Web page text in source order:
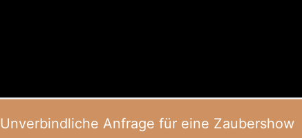
Unverbindliche Anfrage für eine Zaubershow